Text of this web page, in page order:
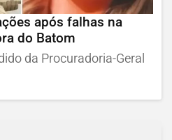
após falhas na
do Batom
da Procuradoria-Geral